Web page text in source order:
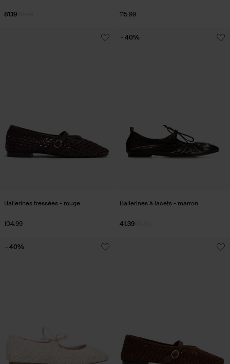
81.19 115.99
Ballerines tressées - rouge
104.99
Ballerines à lacets - marron
41.39
- 40%
- 40%